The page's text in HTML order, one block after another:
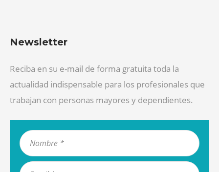
Newsletter
Reciba en su e-mail de forma gratuita toda la
actualidad indispensable para los profesionales que
trabajan con personas mayores y dependientes.